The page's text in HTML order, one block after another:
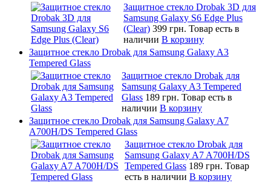
Защитное стекло Drobak 3D для
Samsung Galaxy S6 Edge Plus
(Clear) 399 грн. Товар есть в
наличии В корзину
Защитное стекло Drobak для Samsung Galaxy A3
Tempered Glass
Защитное стекло Drobak для
Samsung Galaxy A3 Tempered
Glass 189 грн. Товар есть в
наличии В корзину
Защитное стекло Drobak для Samsung Galaxy A7
A700H/DS Tempered Glass
Защитное стекло Drobak для
Samsung Galaxy A7 A700H/DS
Tempered Glass 189 грн. Товар
есть в наличии В корзину